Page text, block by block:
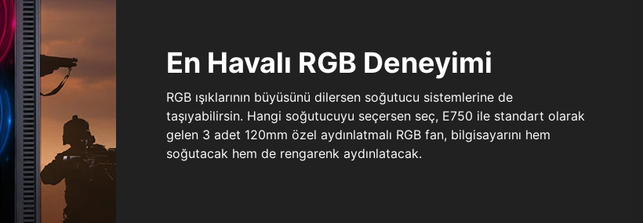
En Havalı RGB Deneyimi
RGB ışıklarının büyüsünü dilersen soğutucu sistemlerine de
taşıyabilirsin. Hangi soğutucuyu seçersen seç, E750 ile standart olarak
gelen 3 adet 120mm özel aydınlatmalı RGB fan, bilgisayarını hem
soğutacak hem de rengarenk aydınlatacak.